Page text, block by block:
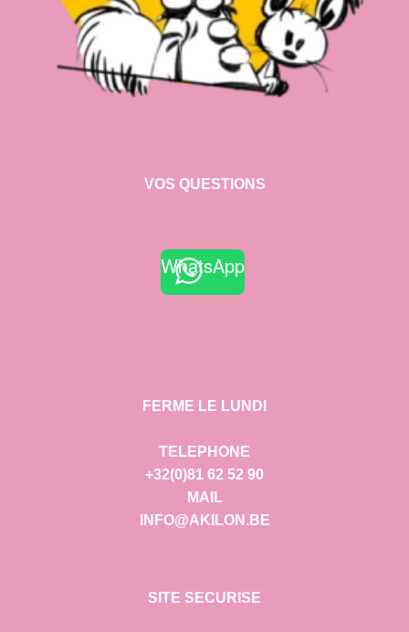
VOS QUESTIONS
WhatsApp
FERME LE LUNDI
TELEPHONE
+32(0)81 62 52 90
MAIL
INFO@AKILON.BE
SITE SECURISE